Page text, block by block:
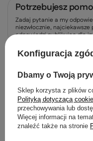
Potrzebujesz
Zadaj pytanie a my
niezwłocznie, najciekawsze
odpowiedzi publikując dla
Produkty
Konfiguracja
Dbamy o Twoją
Sklep korzysta z plików
Polityką dotyczącą
przechowywania lub
Więcej informacji na
znaleźć także na stronie